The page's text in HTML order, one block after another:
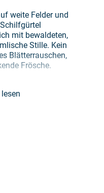
weite Felder und
mit bewaldeten,
Stille. Kein
Blätterrauschen,
Frösche.
vom
es auf den